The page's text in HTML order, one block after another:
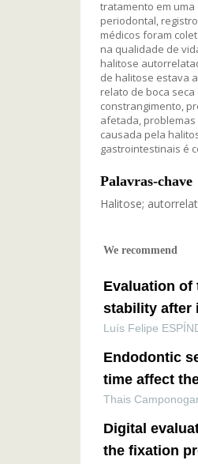
tratamento em uma
periodontal,
médicos foram
na qualidade de
halitose
de halitose estava
relato de boca seca
constrangimento,
afetada,
causada pela
gastrointestinais é
Palavras-chave
Halitose;
We recommend
Evaluation
stability after
Luís Felipe
Endodontic
time affect
Thais
Digital
the fixation